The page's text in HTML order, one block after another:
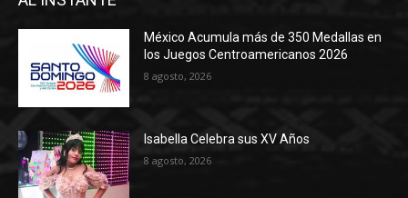
México Acumula más de 350 Medallas en
los Juegos Centroamericanos 2026
8 agosto, 2026
Isabella Celebra sus XV Años
8 agosto, 2026